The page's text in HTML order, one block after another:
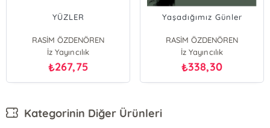
YÜZLER
RASİM ÖZDENÖREN
İz Yayıncılık
₺267,75
Yaşadığımız Günler
RASİM ÖZDENÖREN
İz Yayıncılık
₺338,30
Kategorinin Diğer Ürünleri